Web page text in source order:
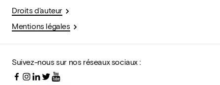
Droits d'auteur
Mentions légales
Suivez-nous sur nos réseaux sociaux :